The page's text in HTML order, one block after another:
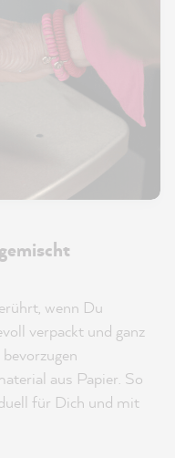
wenn Du
verpackt und ganz
aus Papier. So
für Dich und mit